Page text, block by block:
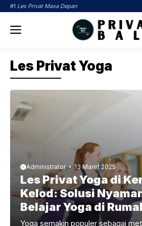
Langsung
#1 Les Privat Masa Depan
Menu
Les Privat Yoga
Administrator 13 Maret 2025
Les Privat Yoga di
Kelod: Solusi
Belajar Yoga di
Yoga semakin populer sebagai